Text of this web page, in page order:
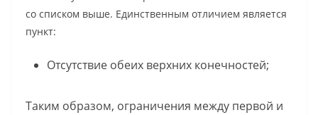
со списком выше. Единственным отличием является
пункт:
Отсутствие обеих верхних конечностей;
Таким образом, ограничения между первой и